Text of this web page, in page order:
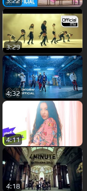
3:29
4:32
4:11
4:18